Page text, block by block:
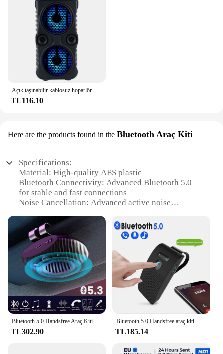
Açık taşınabilir kablosuz hoparlör çift 3 inç müzik Stereo Subwoofer bas dans parti aile Karaoke için USB güç kaynağı
TL116.10
Here are the products found in the Bluetooth Araç Kiti
Specifications:
Material: High-quality ABS plastic
Bluetooth Connectivity: Advanced Bluetooth 5.0
for stable and fast connections
Noise Cancellation: Advanced active noise
Portability: Lightweight and compact design for
easy transportation
Battery Life: Long-lasting rechargeable battery for
extended use
Audio Quality: Crystal-clear sound with deep bass
and dynamic treble
Features:
|Wholesale|Vendors|
**Advanced Audio Experience**
The Stereo Speaker with Noise Cancellation is
Bluetooth 5.0 Handsfree Araç Kiti HIFI Hoparlör 2 W Kablosuz Ses Alıcısı MP3 Müzik Çalar Gürültü Önleyici Güneşlik Klip
TL302.90
Bluetooth 5.0 Handsfree araç kiti HIFI hoparlör 2W kablosuz ses alıcısı MP3 müzik çalar gürültü güneşlik klip
TL185.14